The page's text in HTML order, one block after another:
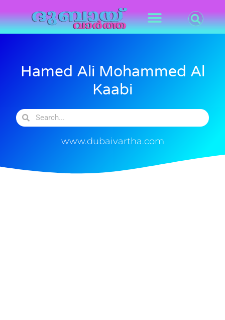
Hamed Ali Mohammed Al
Kaabi
www.dubaivartha.com